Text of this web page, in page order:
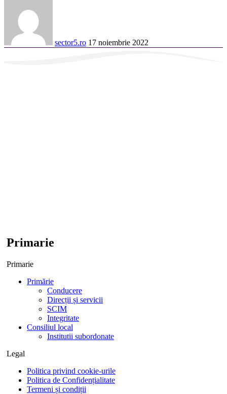
sector5.ro 17 noiembrie 2022
Primarie
Primarie
Primărie
Conducere
Direcții și servicii
SCIM
Integritate
Consiliul local
Institutii subordonate
Legal
Politica privind cookie-urile
Politica de Confidențialitate
Termeni și condiții